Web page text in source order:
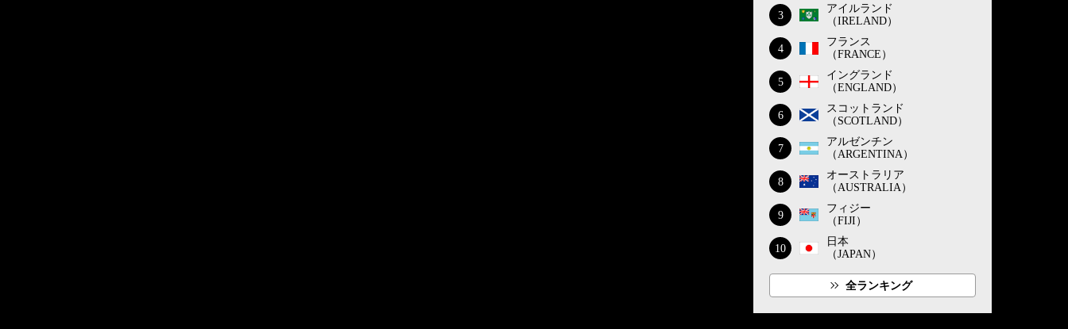
3
アイルランド
（IRELAND）
4
フランス
（FRANCE）
5
イングランド
（ENGLAND）
6
スコットランド
（SCOTLAND）
7
アルゼンチン
（ARGENTINA）
8
オーストラリア
（AUSTRALIA）
9
フィジー
（FIJI）
10
日本
（JAPAN）
全ランキング